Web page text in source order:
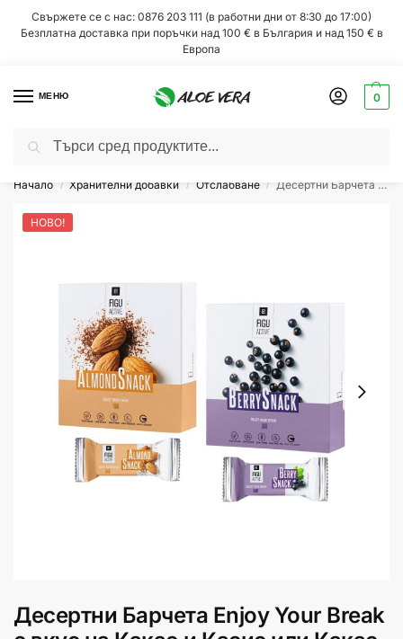
Свържете се с нас: 0876 203 111 (в работни дни от 8:30 до 17:00)
Безплатна доставка при поръчки над 100 € в България и над 150 € в
Европа
МЕНЮ 0
Всеки месец супер изгодни намаления!
Начало / Хранителни добавки / Отслабване / Десертни Барчета Enjoy Your Break с вкус на Какао и Касис или Какао и Бадеми, Двоен комплект, Свободен избор, LR Figuactive
НОВО!
Десертни Барчета Enjoy Your Break